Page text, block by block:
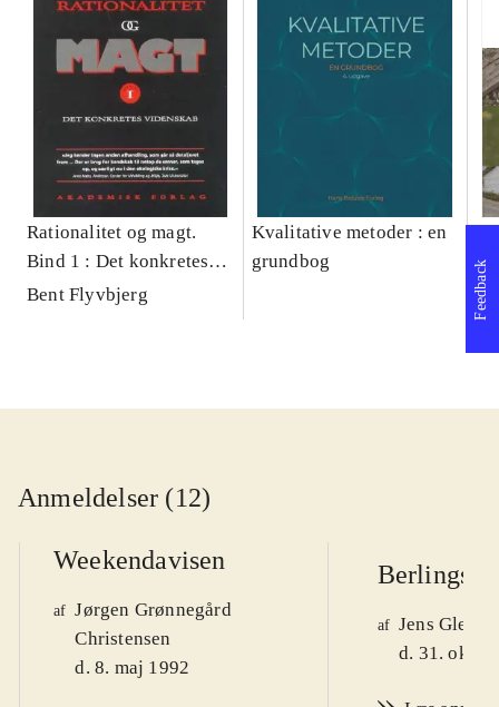
Rationalitet og magt.
Bind 1 : Det konkretes
videnskab
Bent Flyvbjerg
Kvalitative metoder : en
grundbog
Anmeldelser (12)
Weekendavisen
af Jørgen Grønnegård
Christensen
d. 8. maj 1992
af Jens
d. 31. okt.
Feedback